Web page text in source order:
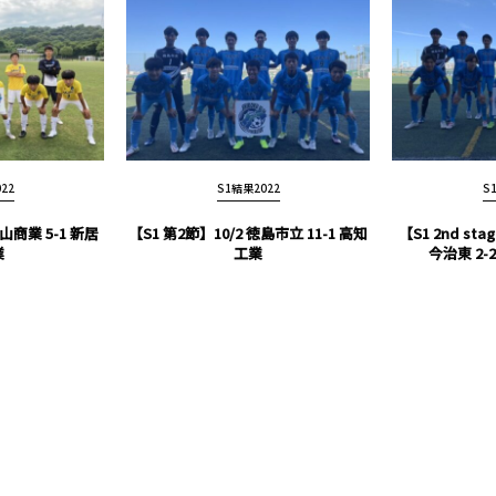
商業 5-1 新居
S1結果2022
【S1 第2節】10/2 徳島市立 11-1 高知
工業
【S1 2nd
今治東 2-